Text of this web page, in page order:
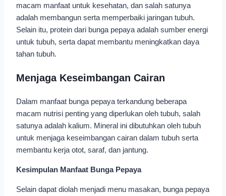
macam manfaat untuk kesehatan, dan salah satunya
adalah membangun serta memperbaiki jaringan tubuh.
Selain itu, protein dari bunga pepaya adalah sumber energi
untuk tubuh, serta dapat membantu meningkatkan daya
tahan tubuh.
Menjaga Keseimbangan Cairan
Dalam manfaat bunga pepaya terkandung beberapa
macam nutrisi penting yang diperlukan oleh tubuh, salah
satunya adalah kalium. Mineral ini dibutuhkan oleh tubuh
untuk menjaga keseimbangan cairan dalam tubuh serta
membantu kerja otot, saraf, dan jantung.
Kesimpulan Manfaat Bunga Pepaya
Selain dapat diolah menjadi menu masakan, bunga pepaya